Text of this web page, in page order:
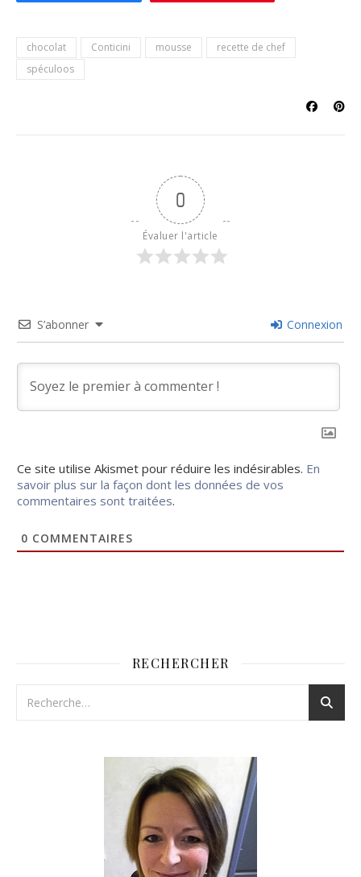
chocolat Conticini mousse
recette de chef
spéculoos
0
Évaluer l'article
S’abonner Connexion
Ce site utilise Akismet pour réduire les indésirables. En
savoir plus sur la façon dont les données de vos
commentaires sont traitées.
0 COMMENTAIRES
RECHERCHER